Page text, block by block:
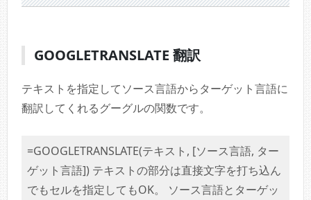
GOOGLETRANSLATE 翻訳
テキストを指定してソース言語からターゲット言語に
翻訳してくれるグーグルの関数です。
=GOOGLETRANSLATE(テキスト, [ソース言語, ター
ゲット言語]) テキストの部分は直接文字を打ち込ん
でもセルを指定してもOK。 ソース言語とターゲッ